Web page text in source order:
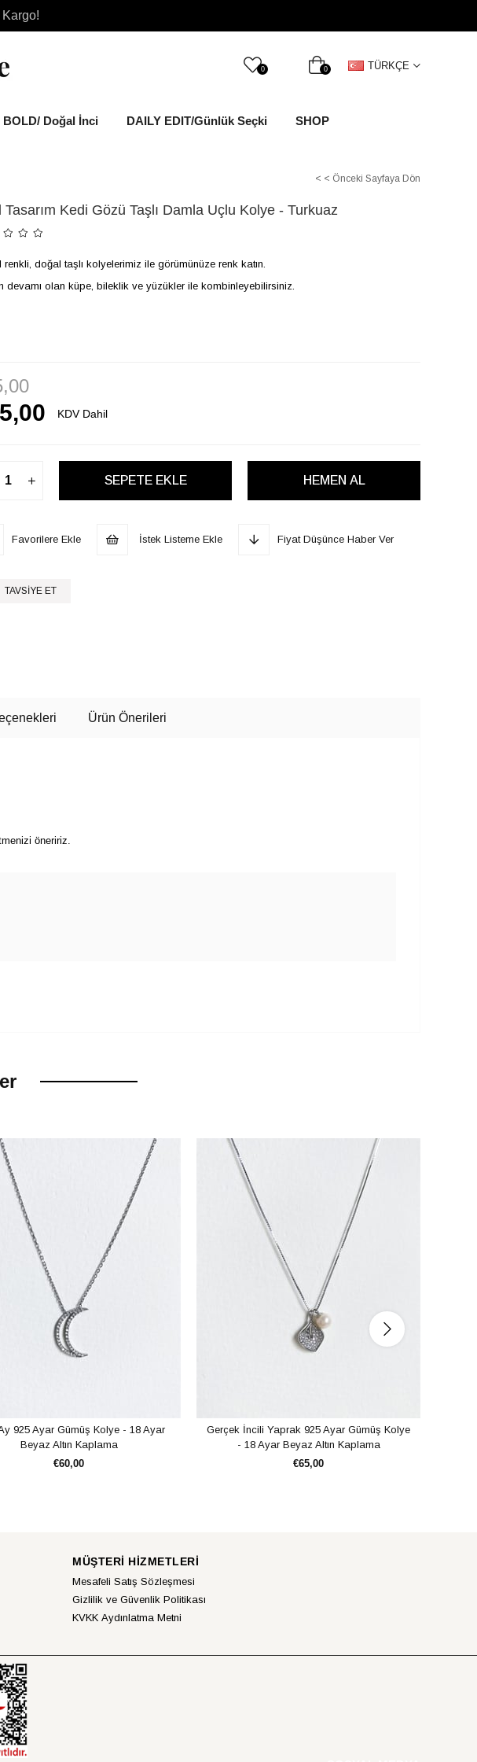
0 0 TÜRKÇE
BOLD/ Doğal İnci DAILY EDIT/Günlük Seçki SHOP
< < Önceki Sayfaya Dön
Tasarım Kedi Gözü Taşlı Damla Uçlu Kolye - Turkuaz
renkli, doğal taşlı kolyelerimiz ile görümünüze renk katın.
devamı olan küpe, bileklik ve yüzükler ile kombinleyebilirsiniz.
KDV Dahil
Favorilere Ekle İstek Listeme Ekle Fiyat Düşünce Haber Ver
TAVSIYE ET
Ürün Önerileri
öneririz.
925 Ayar Gümüş Kolye - 18 Ayar
Beyaz Altın Kaplama
€60,00
Gerçek İncili Yaprak 925 Ayar Gümüş Kolye
- 18 Ayar Beyaz Altın Kaplama
€65,00
MÜŞTERİ HİZMETLERİ
Mesafeli Satış Sözleşmesi
Gizlilik ve Güvenlik Politikası
KVKK Aydınlatma Metni